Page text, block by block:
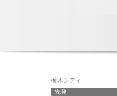
栃木シティ
先発